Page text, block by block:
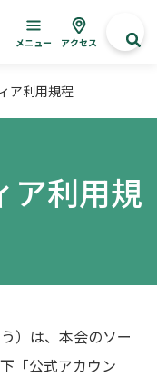
メニュー アクセス
ア利用規程
ア利用規
）は、本会のソー
「公式アカウン